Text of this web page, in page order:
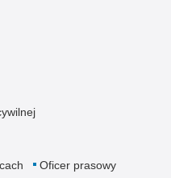
Oficer prasowy